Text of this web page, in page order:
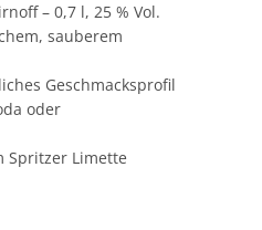
– 0,7 l, 25 % Vol.
sauberem
Geschmacksprofil
oder
Spritzer Limette